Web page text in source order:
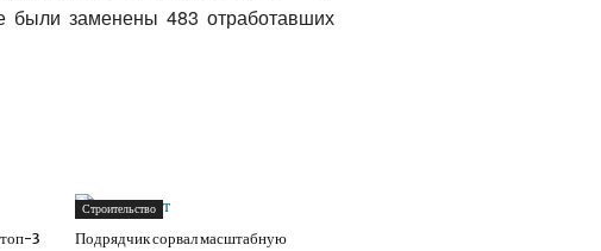
были заменены 483 отработавших
топ-3
Строительство
Подрядчик сорвал масштабную